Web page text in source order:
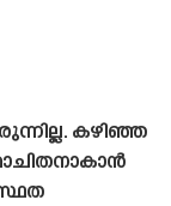
കഴിഞ്ഞ